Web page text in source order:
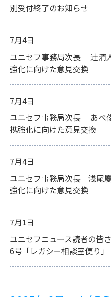
別受付終了のお知らせ
7月4日
ユニセフ事務局次長 辻󠄀清
強化に向けた意見交換
7月4日
ユニセフ事務局次長 あべ
携強化に向けた意見交換
7月4日
ユニセフ事務局次長 浅尾
強化に向けた意見交換
7月1日
ユニセフニュース読者の皆
6号「レガシー相談室便り